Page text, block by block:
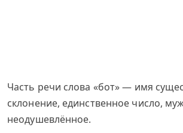
Часть речи слова «бот» — имя
склонение, единственное число,
неодушевлённое.